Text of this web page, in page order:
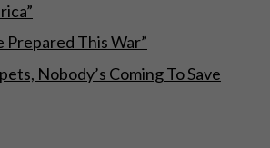
Prepared This War”
Nobody’s Coming To Save